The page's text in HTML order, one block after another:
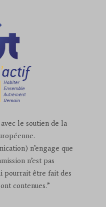
le soutien de la
n’engage que
n’est pas
pourrait être fait des
contenues.”